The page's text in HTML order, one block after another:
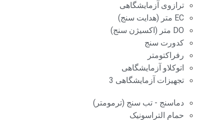
ترازوی آزمایشگاهی
EC متر (هدایت سنج)
DO متر (اکسیژن سنج)
کدورت سنج
رفراکتومتر
اتوکلاو آزمایشگاهی
تجهیزات آزمایشگاهی 3
دماسنج - تب سنج (ترمومتر)
حمام التراسونیک